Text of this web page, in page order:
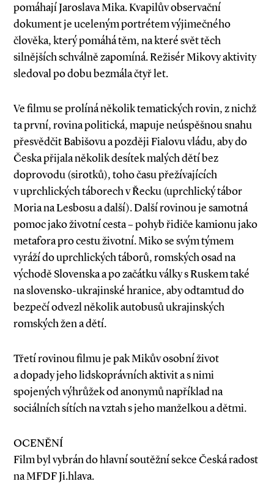
pomáhají Jaroslava Mika. Kvapilův observační
dokument je uceleným portrétem výjimečného
člověka, který pomáhá těm, na které svět těch
silnějších schválně zapomíná. Režisér Mikovy aktivity
sledoval po dobu bezmála čtyř let.
Ve filmu se prolíná několik tematických rovin, z nichž
ta první, rovina politická, mapuje neúspěšnou snahu
přesvědčit Babišovu a později Fialovu vládu, aby do
Česka přijala několik desítek malých dětí bez
doprovodu (sirotků), toho času přežívajících
v uprchlických táborech v Řecku (uprchlický tábor
Moria na Lesbosu a další). Další rovinou je samotná
pomoc jako životní cesta – pohyb řidiče kamionu jako
metafora pro cestu životní. Miko se svým týmem
vyráží do uprchlických táborů, romských osad na
východě Slovenska a po začátku války s Ruskem také
na slovensko-ukrajinské hranice, aby odtamtud do
bezpečí odvezl několik autobusů ukrajinských
romských žen a dětí.
Třetí rovinou filmu je pak Mikův osobní život
a dopady jeho lidskoprávních aktivit a s nimi
spojených výhrůžek od anonymů například na
sociálních sítích na vztah s jeho manželkou a dětmi.
OCENĚNÍ
Film byl vybrán do hlavní soutěžní sekce Česká radost
na MFDF Ji.hlava.